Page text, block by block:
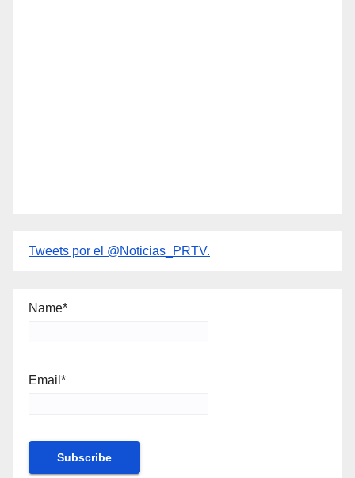
Tweets por el @Noticias_PRTV.
Name*
Email*